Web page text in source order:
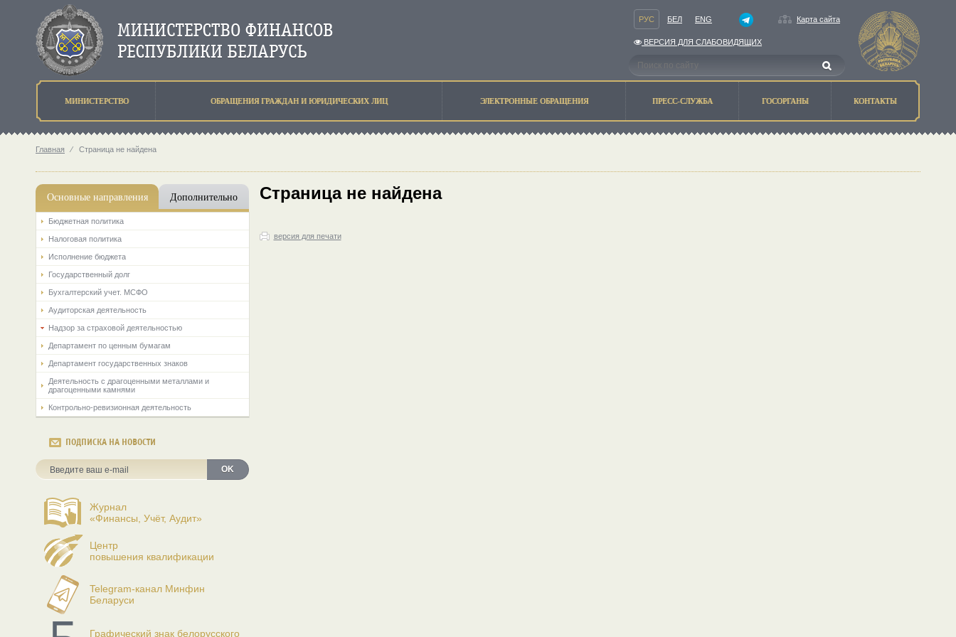
РУС БЕЛ ENG Карта сайта
ВЕРСИЯ ДЛЯ СЛАБОВИДЯЩИХ
МИНИСТЕРСТВО ОБРАЩЕНИЯ ГРАЖДАН И ЮРИДИЧЕСКИХ ЛИЦ ЭЛЕКТРОННЫЕ ОБРАЩЕНИЯ ПРЕСС-СЛУЖБА ГОСОРГАНЫ КОНТАКТЫ
Главная ⁄ Страница не найдена
Основные направления Дополнительно
Бюджетная политика
Налоговая политика
Исполнение бюджета
Государственный долг
Бухгалтерский учет. МСФО
Аудиторская деятельность
Надзор за страховой деятельностью
Департамент по ценным бумагам
Департамент государственных знаков
Деятельность с драгоценными металлами и
драгоценными камнями
Контрольно-ревизионная деятельность
ПОДПИСКА НА НОВОСТИ
OK
Журнал
«Финансы, Учёт, Аудит»
Центр
повышения квалификации
Telegram-канал Минфин
Беларуси
Графический знак белорусского
Страница не найдена
версия для печати